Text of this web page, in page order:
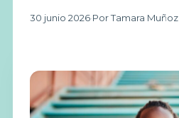
30 junio 2026·Por Tamara Muñoz